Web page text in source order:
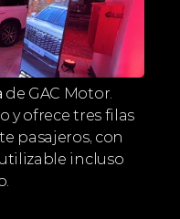
de GAC Motor.
y ofrece tres filas
pasajeros, con
incluso